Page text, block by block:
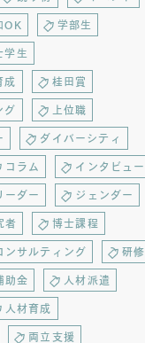
OK 学部生
学生
成 桂田賞
グ 上位職
ダイバーシティ
コラム インタビュー
ーダー ジェンダー
者 博士課程
ンサルティング 研修
助金 人材派遣
人材育成
両立支援